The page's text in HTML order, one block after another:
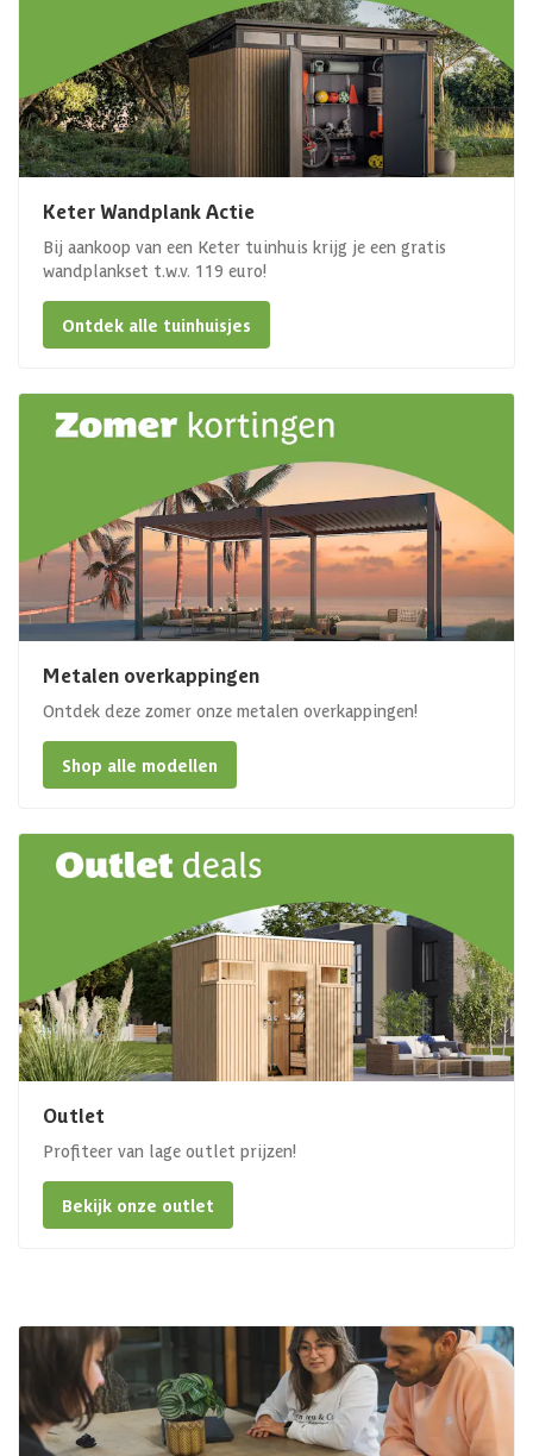
Keter Wandplank Actie
Bij aankoop van een Keter tuinhuis krijg je een gratis
wandplankset t.w.v. 119 euro!
Ontdek alle tuinhuisjes
Metalen overkappingen
Ontdek deze zomer onze metalen overkappingen!
Shop alle modellen
Outlet
Profiteer van lage outlet prijzen!
Bekijk onze outlet